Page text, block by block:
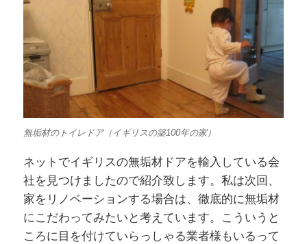
無垢材のトイレドア（イギリスの築100年の家）
ネットでイギリスの無垢材ドアを輸入している会
社を見つけましたので紹介致します。私は次回、
家をリノベーションする場合は、徹底的に無垢材
にこだわってみたいと考えています。こういうと
ころに目を付けていらっしゃる業者様もいるって